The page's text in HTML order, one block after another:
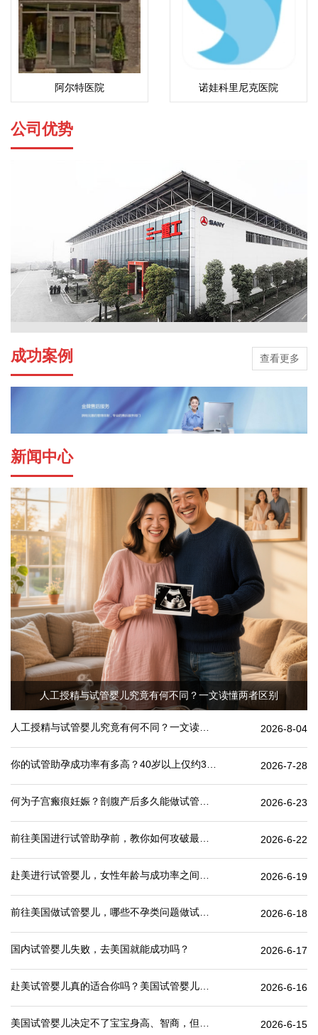
阿尔特医院 诺娃科里尼克医院
公司优势
成功案例 查看更多
新闻中心
人工授精与试管婴儿究竟有何不同？一文读懂两者区别
2026-8-04
2026-7-28
2026-6-23
2026-6-22
2026-6-19
2026-6-18
国内试管婴儿失败，去美国就能成功吗？ 2026-6-17
2026-6-16
2026-6-15